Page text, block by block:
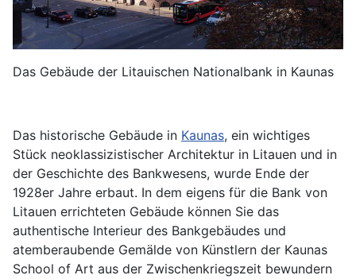
Das Gebäude der Litauischen Nationalbank in Kaunas
Das historische Gebäude in Kaunas, ein wichtiges
Stück neoklassizistischer Architektur in Litauen und in
der Geschichte des Bankwesens, wurde Ende der
1928er Jahre erbaut. In dem eigens für die Bank von
Litauen errichteten Gebäude können Sie das
authentische Interieur des Bankgebäudes und
atemberaubende Gemälde von Künstlern der Kaunas
School of Art aus der Zwischenkriegszeit bewundern